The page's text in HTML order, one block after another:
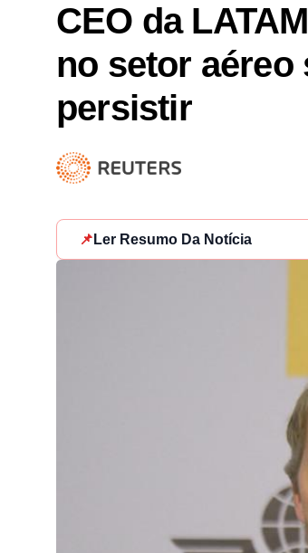
CEO da
no setor
persistir
📌 Ler Resumo Da Notícia